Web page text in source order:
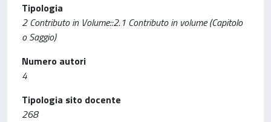
Tipologia
2 Contributo in Volume::2.1 Contributo in volume (Capitolo
o Saggio)
Numero autori
4
Tipologia sito docente
268